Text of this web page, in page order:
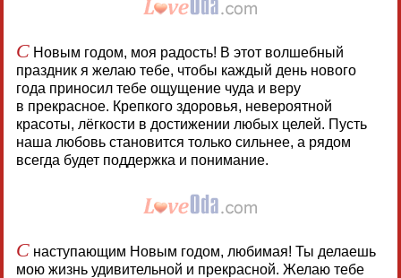
СНовым годом, моя радость! В этот волшебный
праздник я желаю тебе, чтобы каждый день нового
года приносил тебе ощущение чуда и веру
в прекрасное. Крепкого здоровья, невероятной
красоты, лёгкости в достижении любых целей. Пусть
наша любовь становится только сильнее, а рядом
всегда будет поддержка и понимание.
Снаступающим Новым годом, любимая! Ты делаешь
мою жизнь удивительной и прекрасной. Желаю тебе